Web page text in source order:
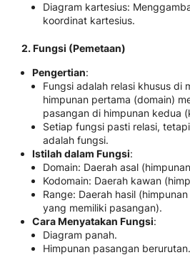
Diagram kartesius:
koordinat kartesius.
2. Fungsi (Pemetaan)
Pengertian:
Fungsi adalah relasi khusus di
himpunan pertama (domain)
pasangan di himpunan kedua
Setiap fungsi pasti relasi,
adalah fungsi.
Istilah dalam Fungsi:
Domain: Daerah asal
Kodomain: Daerah kawan
Range: Daerah hasil
yang memiliki pasangan).
Cara Menyatakan Fungsi:
Diagram panah.
Himpunan pasangan berurutan.